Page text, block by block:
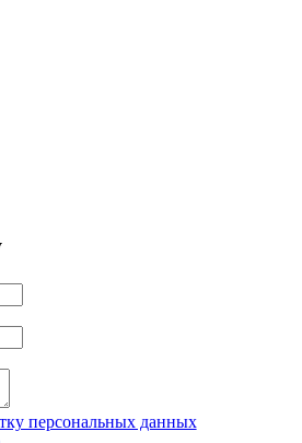
персональных данных